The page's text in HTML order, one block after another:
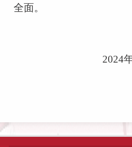
全面。
2024